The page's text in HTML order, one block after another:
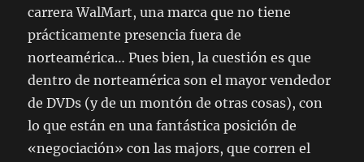
carrera WalMart, una marca que no tiene
prácticamente presencia fuera de
norteamérica… Pues bien, la cuestión es que
dentro de norteamérica son el mayor vendedor
de DVDs (y de un montón de otras cosas), con
lo que están en una fantástica posición de
«negociación» con las majors, que corren el